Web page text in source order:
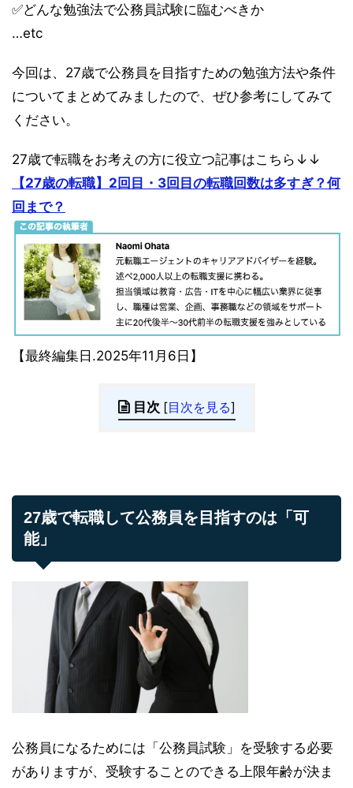
✅どんな勉強法で公務員試験に臨むべきか
…etc
今回は、27歳で公務員を目指すための勉強方法や条件
についてまとめてみましたので、ぜひ参考にしてみて
ください。
27歳で転職をお考えの方に役立つ記事はこちら↓↓
【27歳の転職】2回目・3回目の転職回数は多すぎ？何
回まで？
【最終編集日.2025年11月6日】
目次 [目次を見る]
27歳で転職して公務員を目指すのは「可
能」
公務員になるためには「公務員試験」を受験する必要
がありますが、受験することのできる上限年齢が決ま